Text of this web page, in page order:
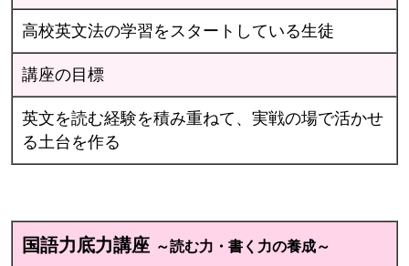
高校英文法の学習をスタートしている生徒
講座の目標
英文を読む経験を積み重ねて、実戦の場で活かせ
る土台を作る
国語力底力講座 ～読む力・書く力の養成～